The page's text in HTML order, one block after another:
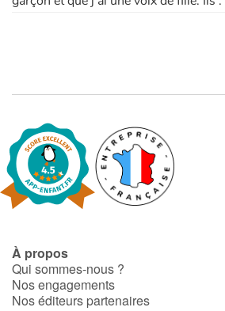
À propos
Qui sommes-nous ?
Nos engagements
Nos éditeurs partenaires